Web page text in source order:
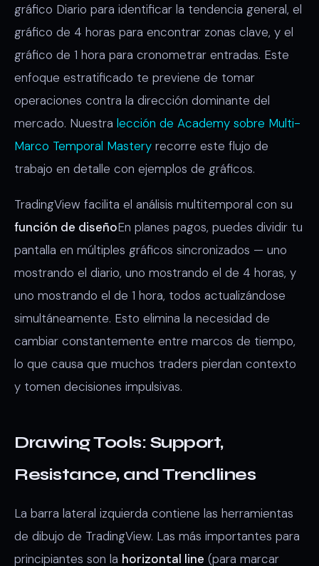
gráfico Diario para identificar la tendencia general, el
gráfico de 4 horas para encontrar zonas clave, y el
gráfico de 1 hora para cronometrar entradas. Este
enfoque estratificado te previene de tomar
operaciones contra la dirección dominante del
mercado. Nuestra lección de Academy sobre Multi-
Marco Temporal Mastery recorre este flujo de
trabajo en detalle con ejemplos de gráficos.
TradingView facilita el análisis multitemporal con su
función de diseñoEn planes pagos, puedes dividir tu
pantalla en múltiples gráficos sincronizados — uno
mostrando el diario, uno mostrando el de 4 horas, y
uno mostrando el de 1 hora, todos actualizándose
simultáneamente. Esto elimina la necesidad de
cambiar constantemente entre marcos de tiempo,
lo que causa que muchos traders pierdan contexto
y tomen decisiones impulsivas.
Drawing Tools: Support,
Resistance, and Trendlines
La barra lateral izquierda contiene las herramientas
de dibujo de TradingView. Las más importantes para
principiantes son la horizontal line (para marcar